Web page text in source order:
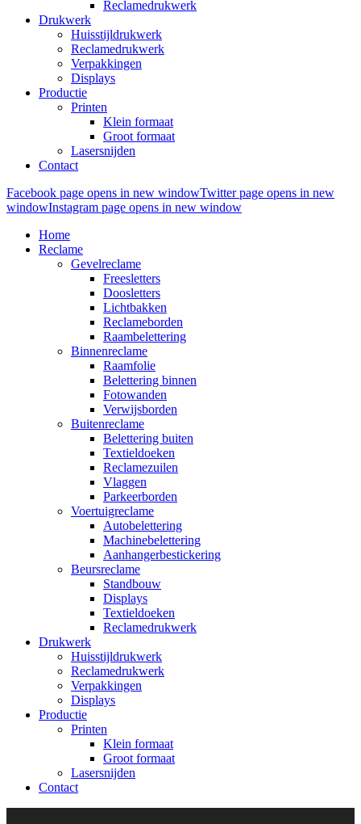
Reclamedrukwerk
Drukwerk
Huisstijldrukwerk
Reclamedrukwerk
Verpakkingen
Displays
Productie
Printen
Klein formaat
Groot formaat
Lasersnijden
Contact
Facebook page opens in new windowTwitter page opens in new
windowInstagram page opens in new window
Home
Reclame
Gevelreclame
Freesletters
Doosletters
Lichtbakken
Reclameborden
Raambelettering
Binnenreclame
Raamfolie
Belettering binnen
Fotowanden
Verwijsborden
Buitenreclame
Belettering buiten
Textieldoeken
Reclamezuilen
Vlaggen
Parkeerborden
Voertuigreclame
Autobelettering
Machinebelettering
Aanhangerbestickering
Beursreclame
Standbouw
Displays
Textieldoeken
Reclamedrukwerk
Drukwerk
Huisstijldrukwerk
Reclamedrukwerk
Verpakkingen
Displays
Productie
Printen
Klein formaat
Groot formaat
Lasersnijden
Contact